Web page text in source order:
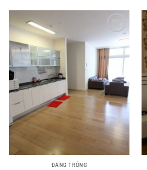
Add to
Wishlist
ĐANG TRỐNG